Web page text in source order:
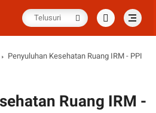
Penyuluhan Kesehatan Ruang IRM - PPI
Ruang IRM -